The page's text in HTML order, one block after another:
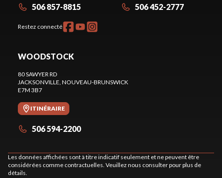
506 857-8815
Restez connecté
506 452-2777
WOODSTOCK
80 SAWYER RD
JACKSONVILLE , NOUVEAU-BRUNSWICK
E7M 3B7
ITINÉRAIRE
506 594-2200
Les données affichées sont à titre indicatif seulement et ne peuvent être
considérées comme contractuelles. Veuillez nous consulter pour plus de
détails.